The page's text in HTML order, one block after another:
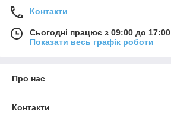
Контакти
Сьогодні працює з 09:00 до 17:00
Показати весь графік роботи
Про нас
Контакти